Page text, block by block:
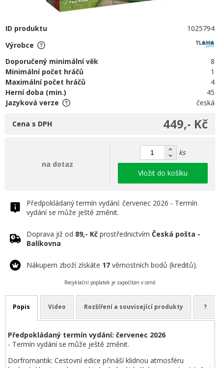
ID produktu
1025794
Výrobce
Doporučený minimální věk
8
Minimální počet hráčů
1
Maximální počet hráčů
4
Herní doba (min.)
45
Jazyková verze
česká
449,- Kč
Cena s DPH
na dotaz
ks
Vložit do košíku
Předpokládaný termín vydání: červenec 2026 - Termín
vydání se může ještě změnit.
Doprava již od 89,- Kč prostřednictvím Česká pošta -
Balíkovna
Nákupem zboží získáte 17 věrnostních bodů (kreditů).
Recyklační poplatek je započítán v ceně
Popis Video Rozšíření a související produkty ?
Předpokládaný termín vydání: červenec 2026
- Termín vydání se může ještě změnit.
Dorfromantik: Cestovní edice přináší klidnou atmosféru